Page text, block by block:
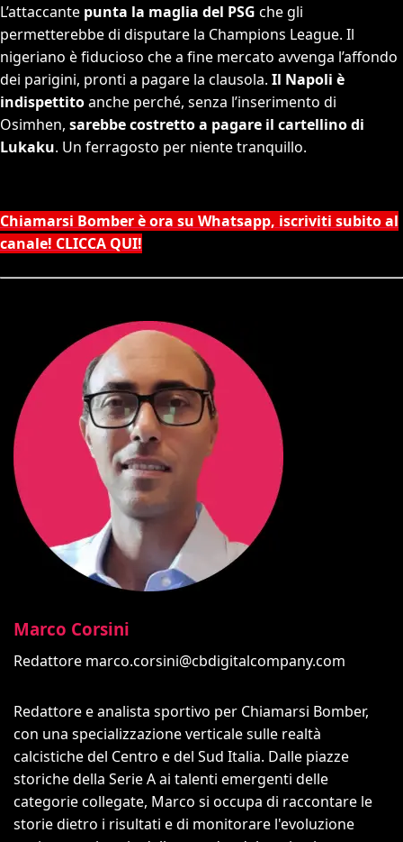
L’attaccante punta la maglia del PSG che gli
permetterebbe di disputare la Champions League. Il
nigeriano è fiducioso che a fine mercato avvenga l’affondo
dei parigini, pronti a pagare la clausola. Il Napoli è
indispettitoanche perché, senza l’inserimento di
Osimhen, sarebbe costretto a pagare il cartellino di
Lukaku. Un ferragosto per niente tranquillo.
Chiamarsi Bomber è ora su Whatsapp, iscriviti subito al
canale! CLICCA QUI!
Marco Corsini
Redattore marco.corsini@cbdigitalcompany.com
Redattore e analista sportivo per Chiamarsi Bomber,
con una specializzazione verticale sulle realtà
calcistiche del Centro e del Sud Italia. Dalle piazze
storiche della Serie A ai talenti emergenti delle
categorie collegate, Marco si occupa di raccontare le
storie dietro i risultati e di monitorare l'evoluzione